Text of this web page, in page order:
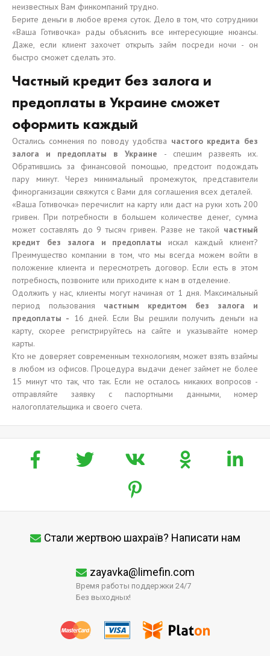
неизвестных Вам финкомпаний трудно.
Берите деньги в любое время суток. Дело в том, что сотрудники
«Ваша Готивочка» рады объяснить все интересующие нюансы.
Даже, если клиент захочет открыть займ посреди ночи - он
быстро сможет сделать это.
Частный кредит без залога и
предоплаты в Украине сможет
оформить каждый
Остались сомнения по поводу удобства частого кредита без
залога и предоплаты в Украине - спешим развеять их.
Обратившись за финансовой помощью, предстоит подождать
пару минут. Через минимальный промежуток, представители
финорганизации свяжутся с Вами для соглашения всех деталей.
«Ваша Готивочка» перечислит на карту или даст на руки хоть 200
гривен. При потребности в большем количестве денег, сумма
может составлять до 9 тысяч гривен. Разве не такой частный
кредит без залога и предоплаты искал каждый клиент?
Преимущество компании в том, что мы всегда можем войти в
положение клиента и пересмотреть договор. Если есть в этом
потребность, позвоните или приходите к нам в отделение.
Одолжить у нас, клиенты могут начиная от 1 дня. Максимальный
период пользования частным кредитом без залога и
предоплаты - 16 дней. Если Вы решили получить деньги на
карту, скорее регистрируйтесь на сайте и указывайте номер
карты.
Кто не доверяет современным технологиям, может взять взаймы
в любом из офисов. Процедура выдачи денег займет не более
15 минут что так, что так. Если не осталось никаких вопросов -
отправляйте заявку с паспортными данными, номер
налогоплательщика и своего счета.
Стали жертвою шахраїв? Написати нам
zayavka@limefin.com
Время работы поддержки 24/7
Без выходных!